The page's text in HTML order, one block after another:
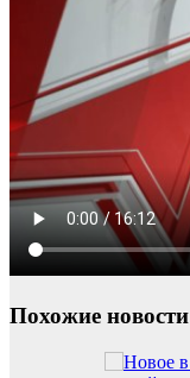
Похожие новости